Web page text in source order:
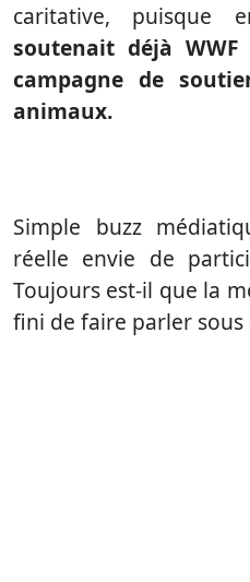
caritative, puisque
soutenait déjà
campagne de
animaux.
Simple buzz
réelle envie de
Toujours est-il que la
fini de faire parler sous